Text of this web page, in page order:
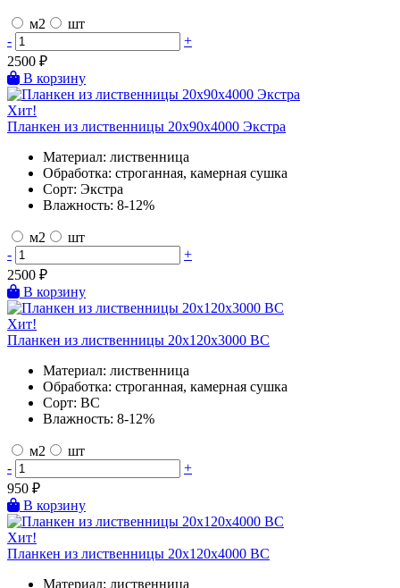
м2
шт
-
+
2500 ₽
В корзину
Хит!
Планкен из лиственницы 20х90х4000 Экстра
Материал: лиственница
Обработка: строганная, камерная сушка
Сорт: Экстра
Влажность: 8-12%
м2
шт
-
+
2500 ₽
В корзину
Хит!
Планкен из лиственницы 20х120х3000 BC
Материал: лиственница
Обработка: строганная, камерная сушка
Сорт: BC
Влажность: 8-12%
м2
шт
-
+
950 ₽
В корзину
Хит!
Планкен из лиственницы 20х120х4000 BC
Материал: лиственница